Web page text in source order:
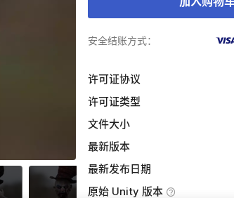
安全结账方式：
许可证协议
许可证类型
文件大小
最新版本
最新发布日期
原始 Unity 版本